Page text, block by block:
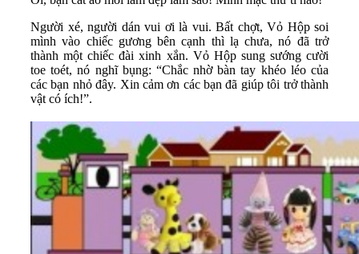
Người xé, người dán vui ơi là vui. Bất chợt, Vỏ Hộp soi
mình vào chiếc gương bên cạnh thì lạ chưa, nó đã trở
thành một chiếc đài xinh xắn. Vỏ Hộp sung sướng cười
toe toét, nó nghĩ bụng: “Chắc nhờ bàn tay khéo léo của
các bạn nhỏ đây. Xin cảm ơn các bạn đã giúp tôi trở thành
vật có ích!”.